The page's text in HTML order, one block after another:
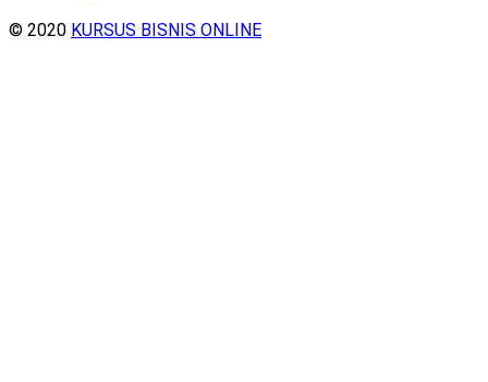
© 2020 KURSUS BISNIS ONLINE